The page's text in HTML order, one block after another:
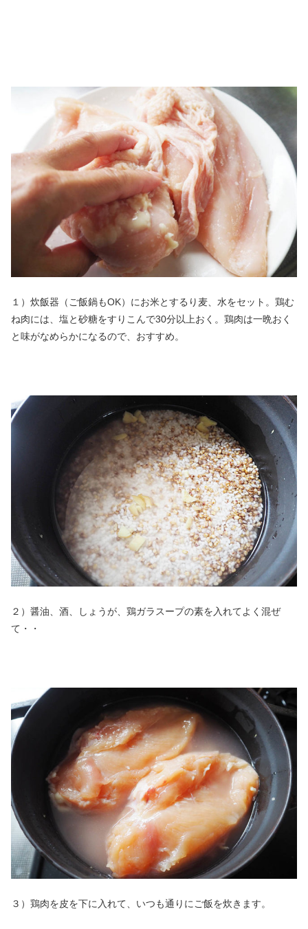
１）炊飯器（ご飯鍋もOK）にお米とするり麦、水をセット。鶏む
ね肉には、塩と砂糖をすりこんで30分以上おく。鶏肉は一晩おく
と味がなめらかになるので、おすすめ。
２）醤油、酒、しょうが、鶏ガラスープの素を入れてよく混ぜ
て・・
３）鶏肉を皮を下に入れて、いつも通りにご飯を炊きます。